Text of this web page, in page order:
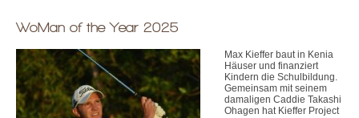
WoMan of the Year 2025
Max Kieffer baut in Kenia
Häuser und finanziert
Kindern die Schulbildung.
Gemeinsam mit seinem
damaligen Caddie Takashi
Ohagen hat Kieffer Project